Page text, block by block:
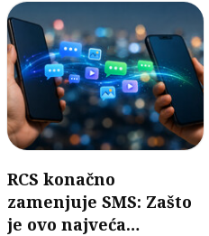
RCS konačno
zamenjuje SMS: Zašto
je ovo najveća